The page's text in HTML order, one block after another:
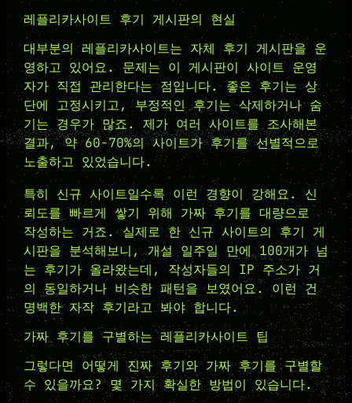
레플리카사이트 후기 게시판의 현실
대부분의 레플리카사이트는 자체 후기 게시판을 운
영하고 있어요. 문제는 이 게시판이 사이트 운영
자가 직접 관리한다는 점입니다. 좋은 후기는 상
단에 고정시키고, 부정적인 후기는 삭제하거나 숨
기는 경우가 많죠. 제가 여러 사이트를 조사해본
결과, 약 60-70%의 사이트가 후기를 선별적으로
노출하고 있었습니다.
특히 신규 사이트일수록 이런 경향이 강해요. 신
뢰도를 빠르게 쌓기 위해 가짜 후기를 대량으로
작성하는 거죠. 실제로 한 신규 사이트의 후기 게
시판을 분석해보니, 개설 일주일 만에 100개가 넘
는 후기가 올라왔는데, 작성자들의 IP 주소가 거
의 동일하거나 비슷한 패턴을 보였어요. 이런 건
명백한 자작 후기라고 봐야 합니다.
가짜 후기를 구별하는 레플리카사이트 팁
그렇다면 어떻게 진짜 후기와 가짜 후기를 구별할
수 있을까요? 몇 가지 확실한 방법이 있습니다.